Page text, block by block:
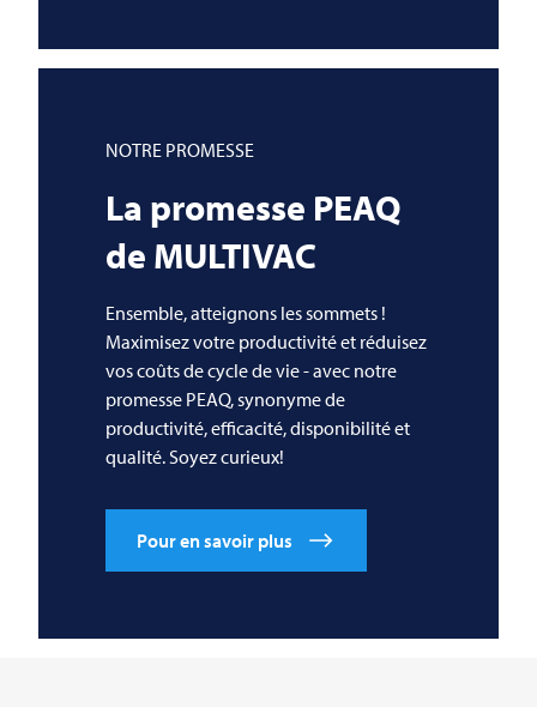
NOTRE PROMESSE
La promesse PEAQ
de MULTIVAC
Ensemble, atteignons les sommets !
Maximisez votre productivité et réduisez
vos coûts de cycle de vie - avec notre
promesse PEAQ, synonyme de
productivité, efficacité, disponibilité et
qualité. Soyez curieux!
Pour en savoir plus